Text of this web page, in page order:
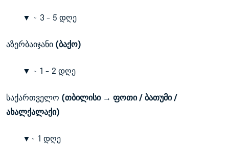
▼ ~ 3 - 5 დღე
აზერბაიჯანი (ბაქო)
▼ ~ 1 - 2 დღე
საქართველო (თბილისი → ფოთი / ბათუმი /
ახალქალაქი)
▼~ 1 დღე